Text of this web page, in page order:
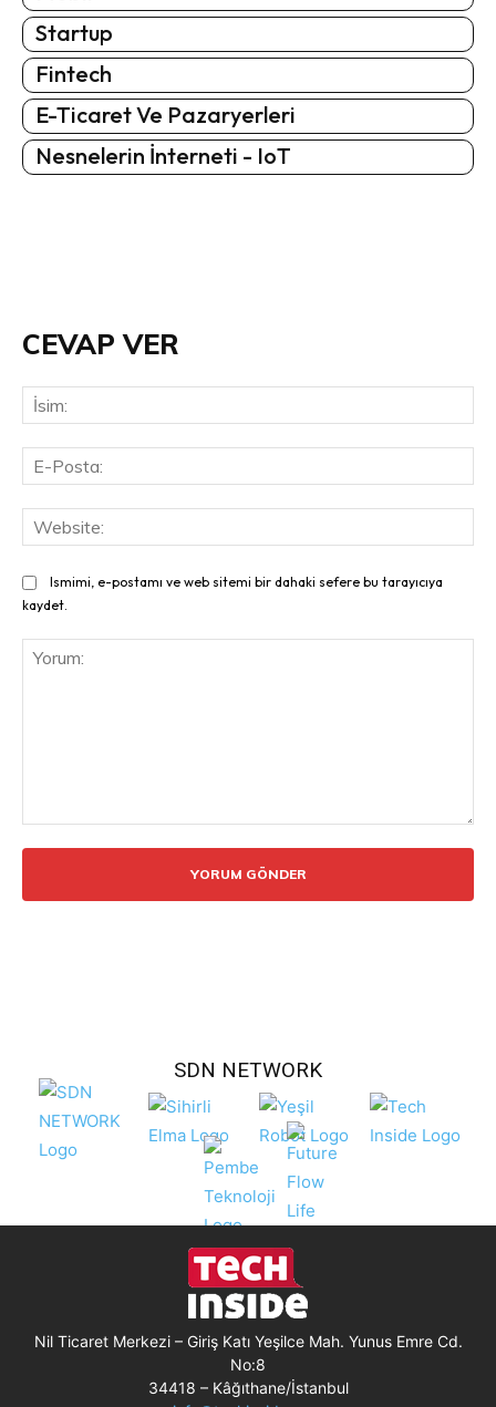
Startup
Fintech
E-Ticaret Ve Pazaryerleri
Nesnelerin İnterneti - IoT
CEVAP VER
Ismimi, e-postamı ve web sitemi bir dahaki sefere bu tarayıcıya
kaydet.
SDN NETWORK
Nil Ticaret Merkezi – Giriş Katı Yeşilce Mah. Yunus Emre Cd.
No:8
34418 – Kâğıthane/İstanbul